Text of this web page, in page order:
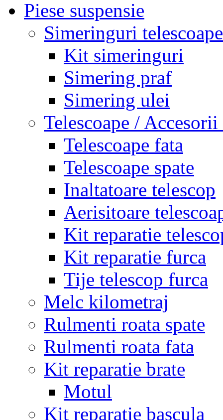
Piese suspensie
Simeringuri telescoape
Kit simeringuri
Simering praf
Simering ulei
Telescoape / Accesorii
Telescoape fata
Telescoape spate
Inaltatoare telescop
Aerisitoare
Kit reparatie
Kit reparatie furca
Tije telescop furca
Melc kilometraj
Rulmenti roata spate
Rulmenti roata fata
Kit reparatie brate
Motul
Kit reparatie bascula